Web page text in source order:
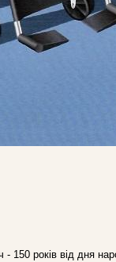
- 150 років від дня